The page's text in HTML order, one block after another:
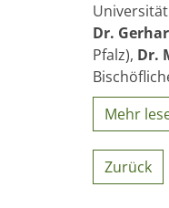
Dr.
Pfalz), Dr.
Mehr
Zurück